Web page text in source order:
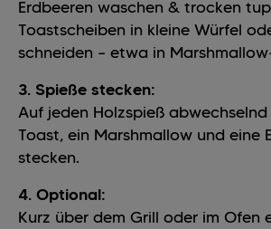
Erdbeeren waschen & trocken
Toastscheiben in kleine Würfel
schneiden – etwa in
3. Spieße stecken:
Auf jeden Holzspieß
Toast, ein Marshmallow und eine
stecken.
4. Optional:
Kurz über dem Grill oder im Ofen